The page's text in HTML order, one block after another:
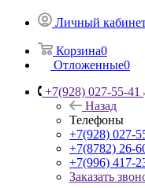
Личный
Корзина0
Отложенные0
+7(928) 027-55-41
Назад
Телефоны
+7(928) 027-
+7(8782) 26-
+7(996) 417-
Заказать